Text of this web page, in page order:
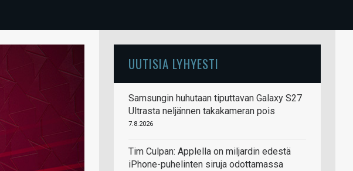
UUTISIA LYHYESTI
Samsungin huhutaan tiputtavan Galaxy S27
Ultrasta neljännen takakameran pois
7.8.2026
Tim Culpan: Applella on miljardin edestä
iPhone-puhelinten siruja odottamassa